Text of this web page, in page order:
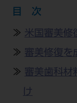
目 次
≫ 米国審美修
≫ 審美修復を
≫ 審美歯科材
け
CADデータ
中古医療機器
お客様の声へ
商品感動体験
モリタ関連イ
学会・研究会
物件エリア調
DENTAL
高齢者歯
pd style
はじめて
pdとは
ニュース
SNS
公式SNS一覧
ビバリーく
ショールーム
全国のショー